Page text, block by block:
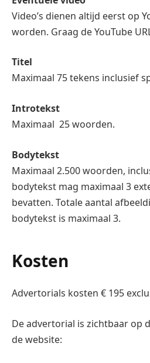
Video’s dienen altijd eerst op
worden. Graag de YouTube
Titel
Maximaal 75 tekens inclusief
Introtekst
Maximaal 25 woorden.
Bodytekst
Maximaal 2.500 woorden,
bodytekst mag maximaal 3
bevatten. Totale aantal
bodytekst is maximaal 3.
Kosten
Advertorials kosten € 195
De advertorial is zichtbaar op
de website: